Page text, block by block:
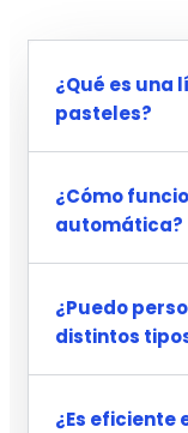
¿Qué es una
pasteles?
¿Cómo
automática?
¿Puedo
distintos
¿Es